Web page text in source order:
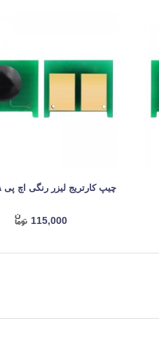
چیپ کارتریج لیزر رنگی اچ پی 504A زرد
115,000